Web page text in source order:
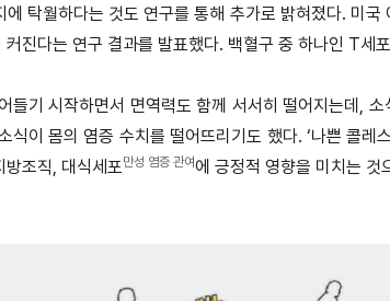
탁월하다는 것도 연구를 통해 추가로 밝혀졌다. 미
진다는 연구 결과를 발표했다. 백혈구 중 하나인 T세
들기 시작하면서 면역력도 함께 서서히 떨어지는데,
식이 몸의 염증 수치를 떨어뜨리기도 했다. ‘나쁜 콜
조직, 대식세포만성 염증 관여에 긍정적 영향을 미치는 것